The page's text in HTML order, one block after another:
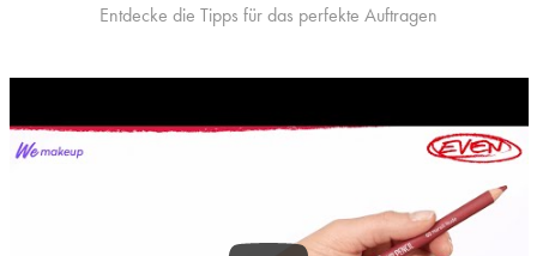
Entdecke die Tipps für das perfekte Auftragen